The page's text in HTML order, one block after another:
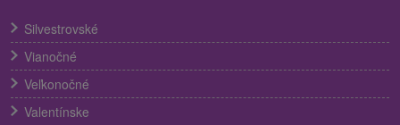
Silvestrovské
Vianočné
Veľkonočné
Valentínske